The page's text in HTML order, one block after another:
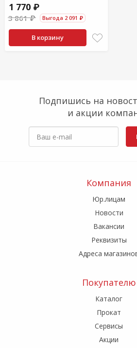
1 770 ₽
3 861 ₽ Выгода 2 091 ₽
В корзину
Подпишись на
и акции
Компания
Юр.лицам
Новости
Вакансии
Реквизиты
Адреса
Покупателю
Каталог
Прокат
Сервисы
Акции